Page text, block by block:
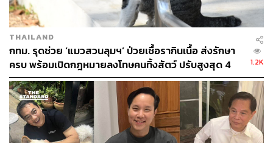
THAILAND
กทม. รุดช่วย ‘แมวสวนลุมฯ’ ป่วยเชื้อรากินเนื้อ ส่งรักษา
ครบ พร้อมเปิดกฎหมายลงโทษคนทิ้งสัตว์ ปรับสูงสุด 4
หมื่นบาท
1.2K